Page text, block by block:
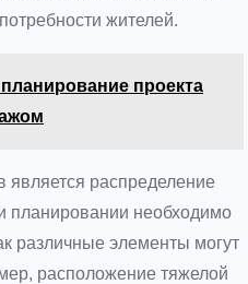
жителей.
проекта
является распределение
планировании необходимо
различные элементы могут
расположение тяжелой